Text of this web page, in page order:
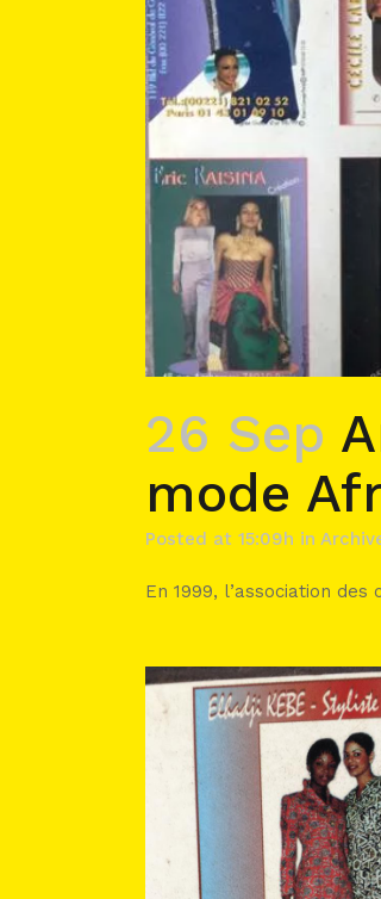
26 Sep
mode
Posted at 15:09h in
En 1999, l’association